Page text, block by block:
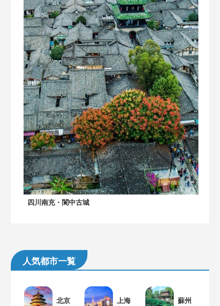
四川南充・閬中古城
人気都市一覧
北京 上海 蘇州